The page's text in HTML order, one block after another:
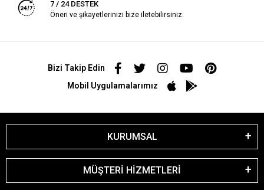
7 / 24 DESTEK
Öneri ve şikayetlerinizi bize iletebilirsiniz.
Bizi Takip Edin
Mobil Uygulamalarımız
KURUMSAL
MÜŞTERİ HİZMETLERİ